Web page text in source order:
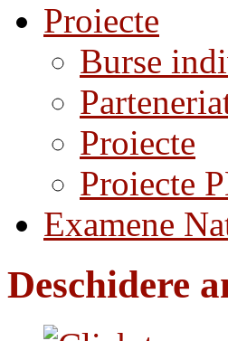
Proiecte
Burse
Proiecte
Proiecte
Examene
Deschidere